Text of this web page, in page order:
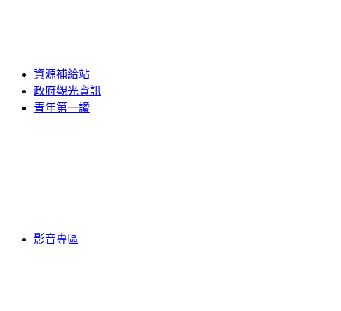
資源補給站
政府觀光資訊
青年第一讚
影音專區